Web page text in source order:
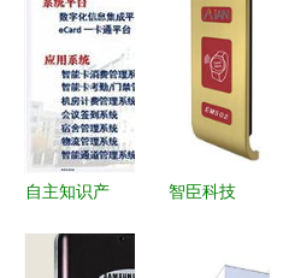
自主知识产
用 从校园
智臣科技